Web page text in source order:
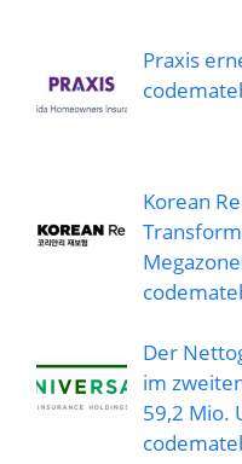
Praxis
Korean
Der
im
59,2 Mio.